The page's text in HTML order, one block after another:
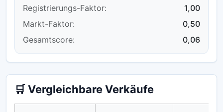
Registrierungs-Faktor:
1,00
Markt-Faktor:
0,50
Gesamtscore:
0,06
🛒 Vergleichbare Verkäufe